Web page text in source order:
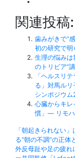
関連投稿:
歯みがきで“
初の研究で明
生理の悩みは
のトリビア”
「ヘルスリ
る」対馬ル
シンポジウ
心臓からキレ
慣」― リモ
投
稿
「朝起きられない
る“朝の不調”の正体
外反母趾や足の疲れ